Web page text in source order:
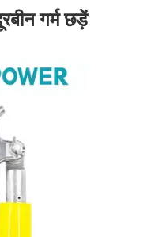
गर्म छड़ें